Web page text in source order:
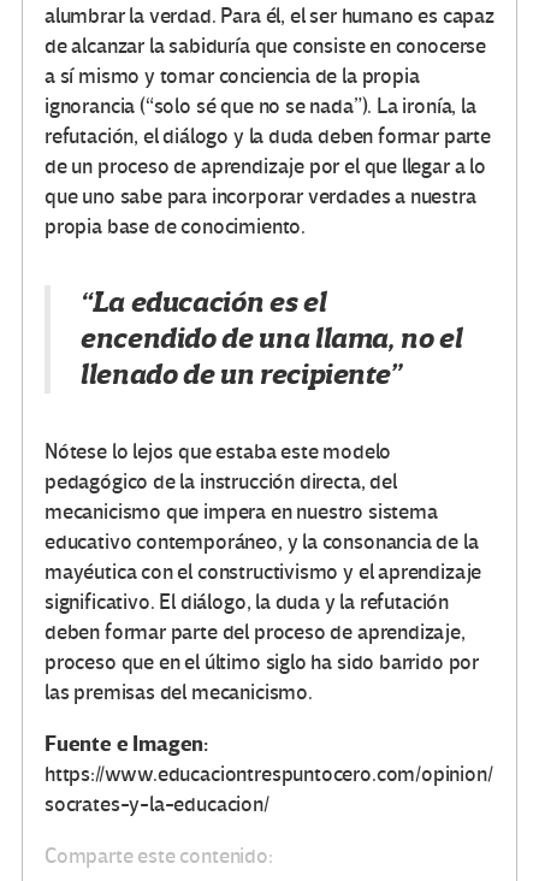
alumbrar la verdad. Para él, el ser humano es capaz
de alcanzar la sabiduría que consiste en conocerse
a sí mismo y tomar conciencia de la propia
ignorancia (“solo sé que no se nada”). La ironía, la
refutación, el diálogo y la duda deben formar parte
de un proceso de aprendizaje por el que llegar a lo
que uno sabe para incorporar verdades a nuestra
propia base de conocimiento.
“La educación es el
encendido de una llama, no el
llenado de un recipiente”
Nótese lo lejos que estaba este modelo
pedagógico de la instrucción directa, del
mecanicismo que impera en nuestro sistema
educativo contemporáneo, y la consonancia de la
mayéutica con el constructivismo y el aprendizaje
significativo. El diálogo, la duda y la refutación
deben formar parte del proceso de aprendizaje,
proceso que en el último siglo ha sido barrido por
las premisas del mecanicismo.
Fuente e Imagen:
https://www.educaciontrespuntocero.com/opinion/
socrates-y-la-educacion/
Comparte este contenido: